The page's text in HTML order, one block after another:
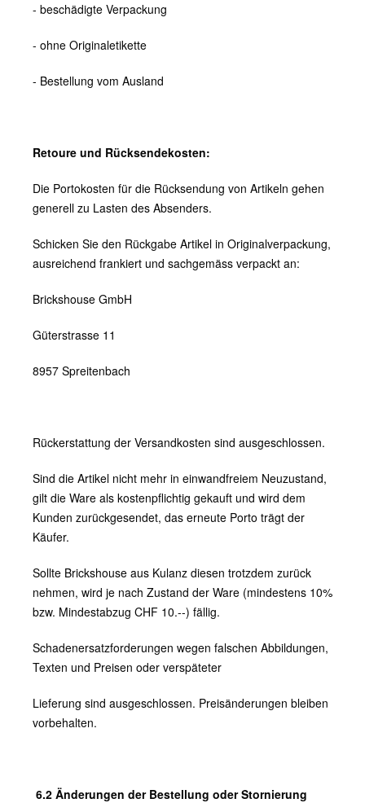
- beschädigte Verpackung
- ohne Originaletikette
- Bestellung vom Ausland
Retoure und Rücksendekosten:
Die Portokosten für die Rücksendung von Artikeln gehen
generell zu Lasten des Absenders.
Schicken Sie den Rückgabe Artikel in Originalverpackung,
ausreichend frankiert und sachgemäss verpackt an:
Brickshouse GmbH
Güterstrasse 11
8957 Spreitenbach
Rückerstattung der Versandkosten sind ausgeschlossen.
Sind die Artikel nicht mehr in einwandfreiem Neuzustand,
gilt die Ware als kostenpflichtig gekauft und wird dem
Kunden zurückgesendet, das erneute Porto trägt der
Käufer.
Sollte Brickshouse aus Kulanz diesen trotzdem zurück
nehmen, wird je nach Zustand der Ware (mindestens 10%
bzw. Mindestabzug CHF 10.--) fällig.
Schadenersatzforderungen wegen falschen Abbildungen,
Texten und Preisen oder verspäteter
Lieferung sind ausgeschlossen. Preisänderungen bleiben
vorbehalten.
6.2 Änderungen der Bestellung oder Stornierung